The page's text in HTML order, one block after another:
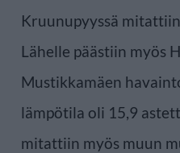
Kruunupyyssä
Lähelle päästiin myös
Mustikkamäen
lämpötila oli 15,9
mitattiin myös muun